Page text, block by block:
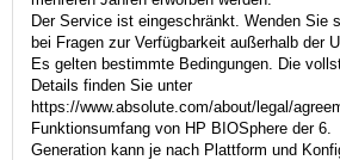
Der Service ist eingeschränkt. Wenden Sie
bei Fragen zur Verfügbarkeit außerhalb der
Es gelten bestimmte Bedingungen. Die
Details finden Sie unter
https://www.absolute.com/about/legal/
Funktionsumfang von HP BIOSphere der 6.
Generation kann je nach Plattform und